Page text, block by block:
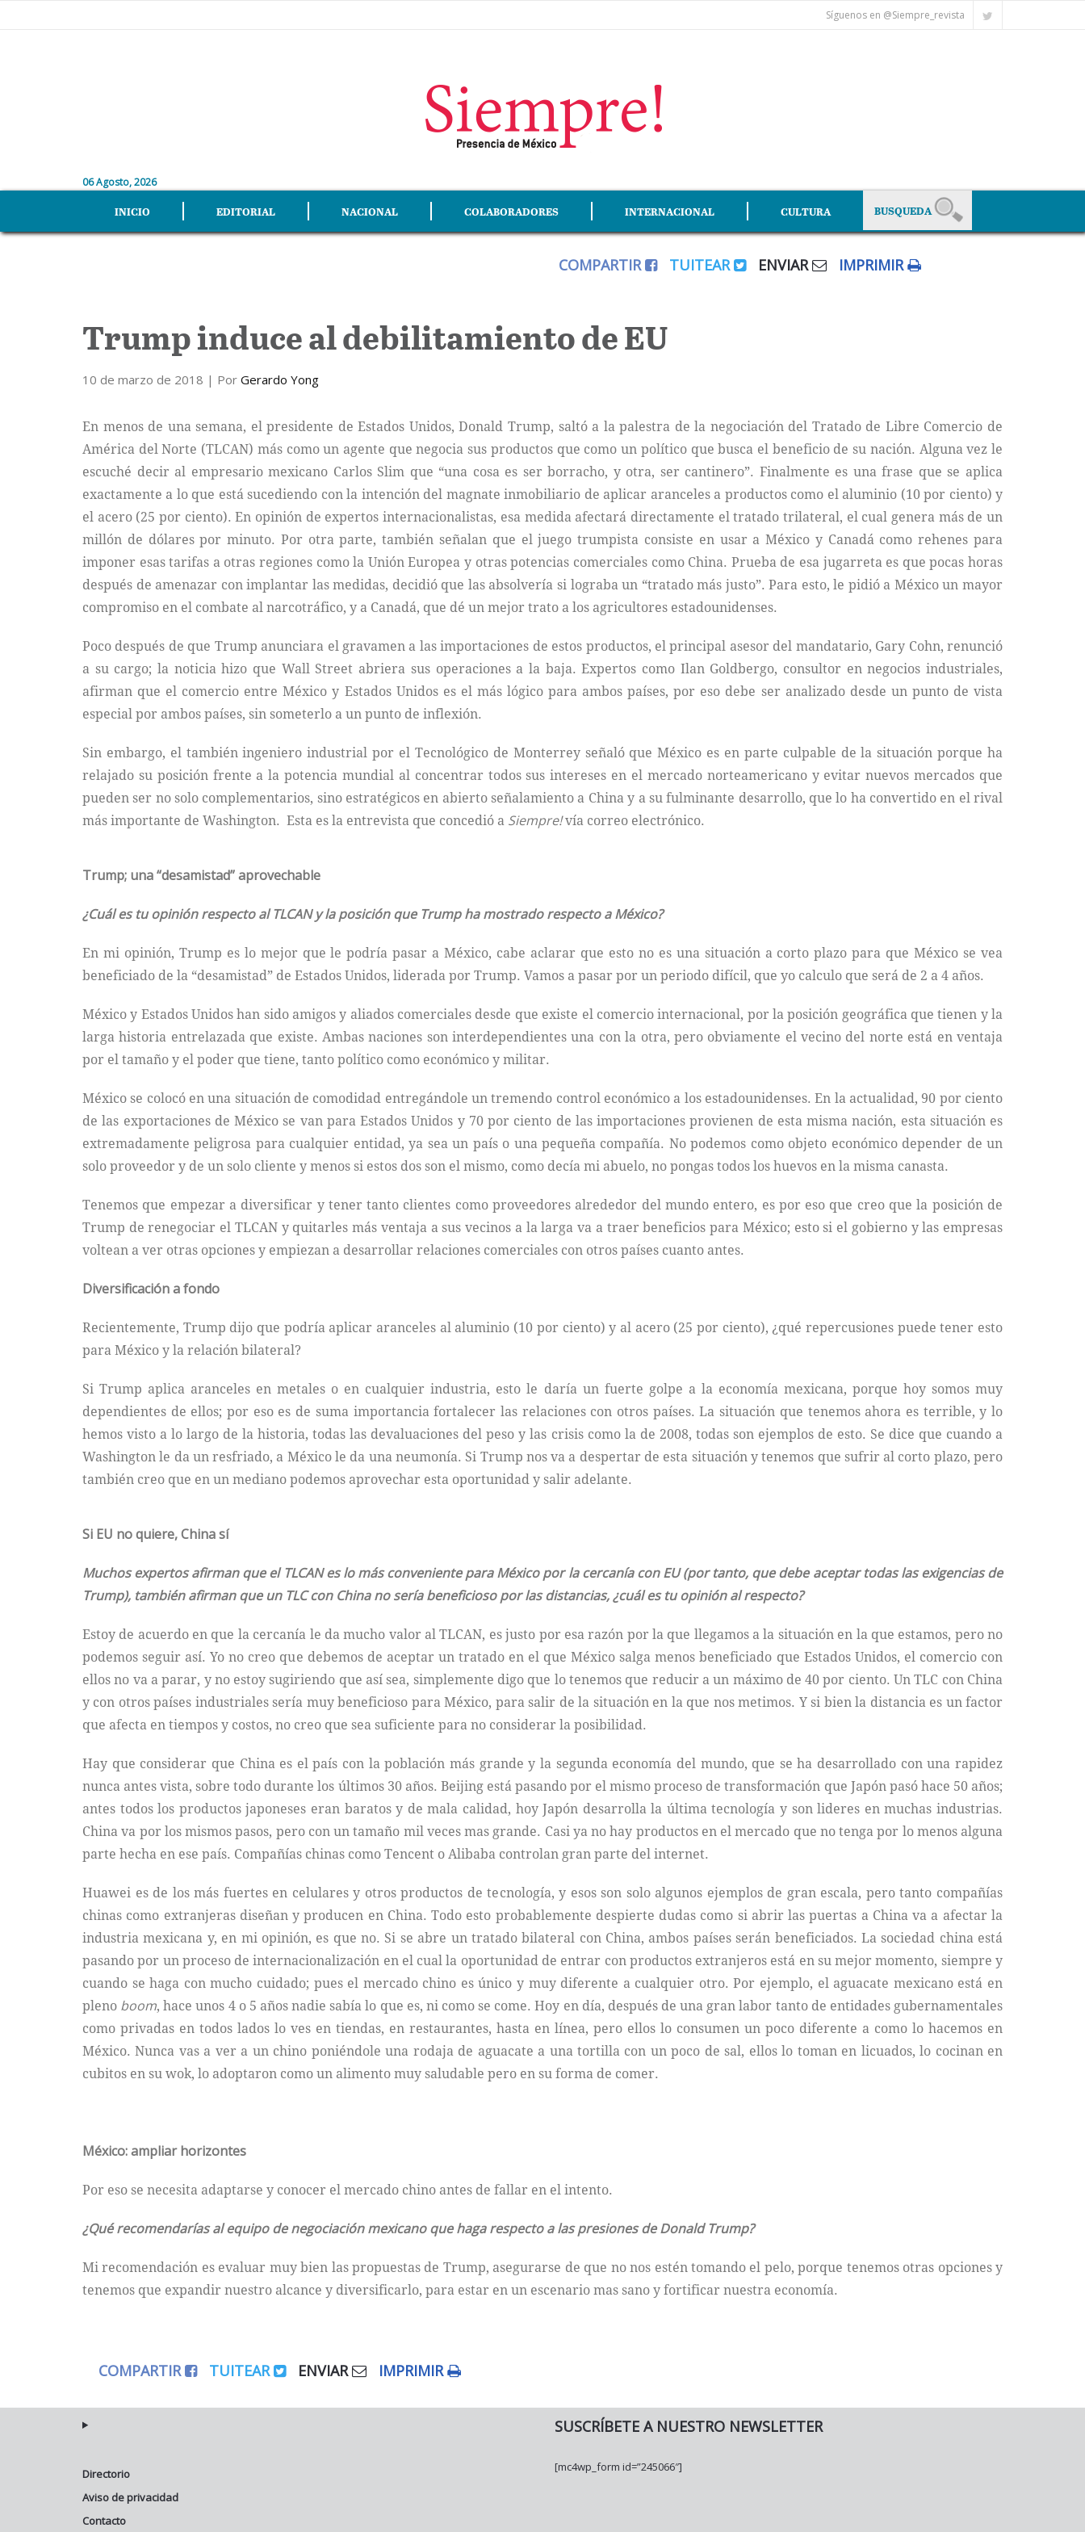
Síguenos en @Siempre_revista
06 Agosto, 2026
INICIO EDITORIAL NACIONAL COLABORADORES INTERNACIONAL CULTURA
COMPARTIR TUITEAR ENVIAR IMPRIMIR
Trump induce al debilitamiento de EU
10 de marzo de 2018 | Por Gerardo Yong
En menos de una semana, el presidente de Estados Unidos, Donald Trump, saltó a la palestra de la negociación del Tratado de Libre Comercio de
América del Norte (TLCAN) más como un agente que negocia sus productos que como un político que busca el beneficio de su nación. Alguna vez le
escuché decir al empresario mexicano Carlos Slim que “una cosa es ser borracho, y otra, ser cantinero”. Finalmente es una frase que se aplica
exactamente a lo que está sucediendo con la intención del magnate inmobiliario de aplicar aranceles a productos como el aluminio (10 por ciento) y
el acero (25 por ciento). En opinión de expertos internacionalistas, esa medida afectará directamente el tratado trilateral, el cual genera más de un
millón de dólares por minuto. Por otra parte, también señalan que el juego trumpista consiste en usar a México y Canadá como rehenes para
imponer esas tarifas a otras regiones como la Unión Europea y otras potencias comerciales como China. Prueba de esa jugarreta es que pocas horas
después de amenazar con implantar las medidas, decidió que las absolvería si lograba un “tratado más justo”. Para esto, le pidió a México un mayor
compromiso en el combate al narcotráfico, y a Canadá, que dé un mejor trato a los agricultores estadounidenses.
Poco después de que Trump anunciara el gravamen a las importaciones de estos productos, el principal asesor del mandatario, Gary Cohn, renunció
a su cargo; la noticia hizo que Wall Street abriera sus operaciones a la baja. Expertos como Ilan Goldbergo, consultor en negocios industriales,
afirman que el comercio entre México y Estados Unidos es el más lógico para ambos países, por eso debe ser analizado desde un punto de vista
especial por ambos países, sin someterlo a un punto de inflexión.
Sin embargo, el también ingeniero industrial por el Tecnológico de Monterrey señaló que México es en parte culpable de la situación porque ha
relajado su posición frente a la potencia mundial al concentrar todos sus intereses en el mercado norteamericano y evitar nuevos mercados que
pueden ser no solo complementarios, sino estratégicos en abierto señalamiento a China y a su fulminante desarrollo, que lo ha convertido en el rival
más importante de Washington. Esta es la entrevista que concedió a Siempre!vía correo electrónico.
Trump; una “desamistad” aprovechable
¿Cuál es tu opinión respecto al TLCAN y la posición que Trump ha mostrado respecto a México?
En mi opinión, Trump es lo mejor que le podría pasar a México, cabe aclarar que esto no es una situación a corto plazo para que México se vea
beneficiado de la “desamistad” de Estados Unidos, liderada por Trump. Vamos a pasar por un periodo difícil, que yo calculo que será de 2 a 4 años.
México y Estados Unidos han sido amigos y aliados comerciales desde que existe el comercio internacional, por la posición geográfica que tienen y la
larga historia entrelazada que existe. Ambas naciones son interdependientes una con la otra, pero obviamente el vecino del norte está en ventaja
por el tamaño y el poder que tiene, tanto político como económico y militar.
México se colocó en una situación de comodidad entregándole un tremendo control económico a los estadounidenses. En la actualidad, 90 por ciento
de las exportaciones de México se van para Estados Unidos y 70 por ciento de las importaciones provienen de esta misma nación, esta situación es
extremadamente peligrosa para cualquier entidad, ya sea un país o una pequeña compañía. No podemos como objeto económico depender de un
solo proveedor y de un solo cliente y menos si estos dos son el mismo, como decía mi abuelo, no pongas todos los huevos en la misma canasta.
Tenemos que empezar a diversificar y tener tanto clientes como proveedores alrededor del mundo entero, es por eso que creo que la posición de
Trump de renegociar el TLCAN y quitarles más ventaja a sus vecinos a la larga va a traer beneficios para México; esto si el gobierno y las empresas
voltean a ver otras opciones y empiezan a desarrollar relaciones comerciales con otros países cuanto antes.
Diversificación a fondo
Recientemente, Trump dijo que podría aplicar aranceles al aluminio (10 por ciento) y al acero (25 por ciento), ¿qué repercusiones puede tener esto
para México y la relación bilateral?
Si Trump aplica aranceles en metales o en cualquier industria, esto le daría un fuerte golpe a la economía mexicana, porque hoy somos muy
dependientes de ellos; por eso es de suma importancia fortalecer las relaciones con otros países. La situación que tenemos ahora es terrible, y lo
hemos visto a lo largo de la historia, todas las devaluaciones del peso y las crisis como la de 2008, todas son ejemplos de esto. Se dice que cuando a
Washington le da un resfriado, a México le da una neumonía. Si Trump nos va a despertar de esta situación y tenemos que sufrir al corto plazo, pero
también creo que en un mediano podemos aprovechar esta oportunidad y salir adelante.
Si EU no quiere, China sí
Muchos expertos afirman que el TLCAN es lo más conveniente para México por la cercanía con EU (por tanto, que debe aceptar todas las exigencias de
Trump), también afirman que un TLC con China no sería beneficioso por las distancias, ¿cuál es tu opinión al respecto?
Estoy de acuerdo en que la cercanía le da mucho valor al TLCAN, es justo por esa razón por la que llegamos a la situación en la que estamos, pero no
podemos seguir así. Yo no creo que debemos de aceptar un tratado en el que México salga menos beneficiado que Estados Unidos, el comercio con
ellos no va a parar, y no estoy sugiriendo que así sea, simplemente digo que lo tenemos que reducir a un máximo de 40 por ciento. Un TLC con China
y con otros países industriales sería muy beneficioso para México, para salir de la situación en la que nos metimos. Y si bien la distancia es un factor
que afecta en tiempos y costos, no creo que sea suficiente para no considerar la posibilidad.
Hay que considerar que China es el país con la población más grande y la segunda economía del mundo, que se ha desarrollado con una rapidez
nunca antes vista, sobre todo durante los últimos 30 años. Beijing está pasando por el mismo proceso de transformación que Japón pasó hace 50 años;
antes todos los productos japoneses eran baratos y de mala calidad, hoy Japón desarrolla la última tecnología y son lideres en muchas industrias.
China va por los mismos pasos, pero con un tamaño mil veces mas grande. Casi ya no hay productos en el mercado que no tenga por lo menos alguna
parte hecha en ese país. Compañías chinas como Tencent o Alibaba controlan gran parte del internet.
Huawei es de los más fuertes en celulares y otros productos de tecnología, y esos son solo algunos ejemplos de gran escala, pero tanto compañías
chinas como extranjeras diseñan y producen en China. Todo esto probablemente despierte dudas como si abrir las puertas a China va a afectar la
industria mexicana y, en mi opinión, es que no. Si se abre un tratado bilateral con China, ambos países serán beneficiados. La sociedad china está
pasando por un proceso de internacionalización en el cual la oportunidad de entrar con productos extranjeros está en su mejor momento, siempre y
cuando se haga con mucho cuidado; pues el mercado chino es único y muy diferente a cualquier otro. Por ejemplo, el aguacate mexicano está en
pleno boom, hace unos 4 o 5 años nadie sabía lo que es, ni como se come. Hoy en día, después de una gran labor tanto de entidades gubernamentales
como privadas en todos lados lo ves en tiendas, en restaurantes, hasta en línea, pero ellos lo consumen un poco diferente a como lo hacemos en
México. Nunca vas a ver a un chino poniéndole una rodaja de aguacate a una tortilla con un poco de sal, ellos lo toman en licuados, lo cocinan en
cubitos en su wok, lo adoptaron como un alimento muy saludable pero en su forma de comer.
México: ampliar horizontes
Por eso se necesita adaptarse y conocer el mercado chino antes de fallar en el intento.
¿Qué recomendarías al equipo de negociación mexicano que haga respecto a las presiones de Donald Trump?
Mi recomendación es evaluar muy bien las propuestas de Trump, asegurarse de que no nos estén tomando el pelo, porque tenemos otras opciones y
tenemos que expandir nuestro alcance y diversificarlo, para estar en un escenario mas sano y fortificar nuestra economía.
COMPARTIR TUITEAR ENVIAR IMPRIMIR
Directorio
Aviso de privacidad
Contacto
SUSCRÍBETE A NUESTRO NEWSLETTER
[mc4wp_form id=”245066″]